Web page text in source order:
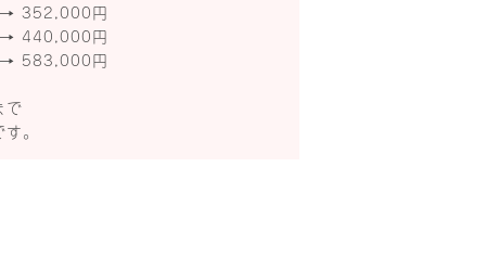
→ 352,000円
→ 440,000円
→ 583,000円
で
。